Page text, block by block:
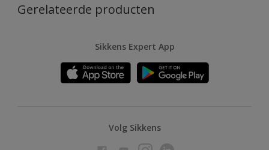
Gerelateerde producten
Sikkens Expert App
Volg Sikkens